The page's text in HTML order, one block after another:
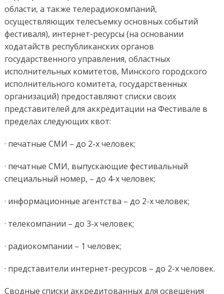
области, а также телерадиокомпаний,
осуществляющих телесъемку основных событий
фестиваля), интернет-ресурсы (на основании
ходатайств республиканских органов
государственного управления, областных
исполнительных комитетов, Минского городского
исполнительного комитета, государственных
организаций) предоставляют списки своих
представителей для аккредитации на Фестивале в
пределах следующих квот:
· печатные СМИ – до 2-х человек;
· печатные СМИ, выпускающие фестивальный
специальный номер, – до 4-х человек;
· информационные агентства – до 2-х человек;
· телекомпании – до 3-х человек;
· радиокомпании – 1 человек;
· представители интернет-ресурсов – до 2-х человек.
Сводные списки аккредитованных для освещения